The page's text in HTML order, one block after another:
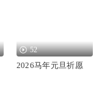
52
2026马年元旦祈愿